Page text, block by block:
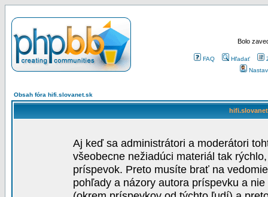
Bolo
FAQ Hľadať
Obsah fóra hifi.slovanet.sk
Aj keď sa administrátori a moderátori
všeobecne nežiadúci materiál tak
príspevok. Preto musíte brať na
pohľady a názory autora príspevku a